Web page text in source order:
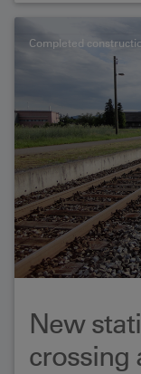
Completed
New
crossing